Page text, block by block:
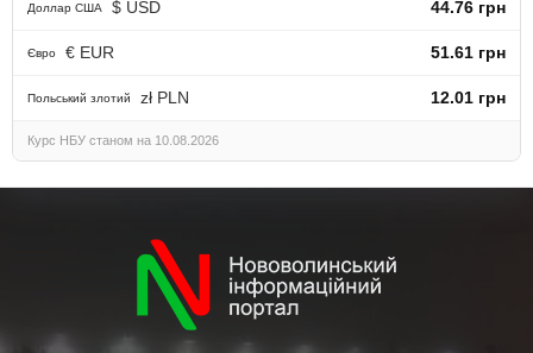
Доллар США $ USD 44.76 грн
Євро € EUR 51.61 грн
Польський злотий zł PLN 12.01 грн
Курс НБУ станом на 10.08.2026